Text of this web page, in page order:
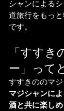
シャンによる
道旅行をもっ
です。
「すす
ー」って
すすきののマジ
マジシャンに
酒と共に楽し